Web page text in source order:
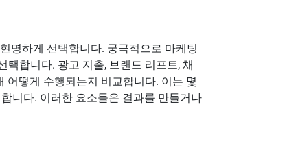
명하게 선택합니다. 궁극적으로 마케팅
택합니다. 광고 지출, 브랜드 리프트, 채
어떻게 수행되는지 비교합니다. 이는 몇
니다. 이러한 요소들은 결과를 만들거나